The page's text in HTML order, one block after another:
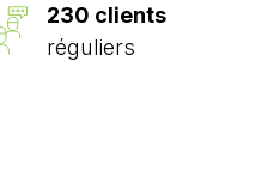
230 clients
réguliers